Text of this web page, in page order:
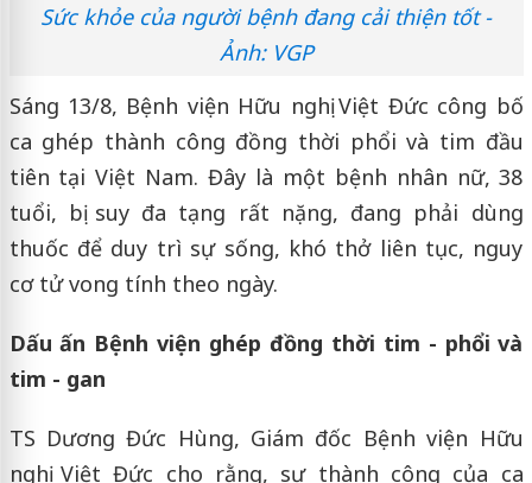
Sức khỏe của người bệnh đang cải thiện tốt -
Ảnh: VGP
Sáng 13/8, Bệnh viện Hữu nghị Việt Đức công bố
ca ghép thành công đồng thời phổi và tim đầu
tiên tại Việt Nam. Đây là một bệnh nhân nữ, 38
tuổi, bị suy đa tạng rất nặng, đang phải dùng
thuốc để duy trì sự sống, khó thở liên tục, nguy
cơ tử vong tính theo ngày.
Dấu ấn Bệnh viện ghép đồng thời tim - phổi và
tim - gan
TS Dương Đức Hùng, Giám đốc Bệnh viện Hữu
nghị Việt Đức cho rằng, sự thành công của ca